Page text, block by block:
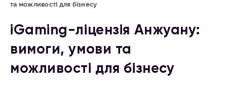
та можливості для бізнесу
iGaming-ліцензія Анжуану:
вимоги, умови та
можливості для бізнесу